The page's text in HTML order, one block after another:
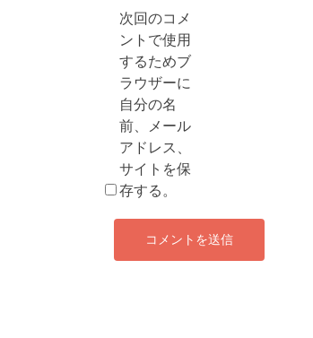
次回のコメ
ントで使用
するためブ
ラウザーに
自分の名
前、メール
アドレス、
サイトを保
存する。